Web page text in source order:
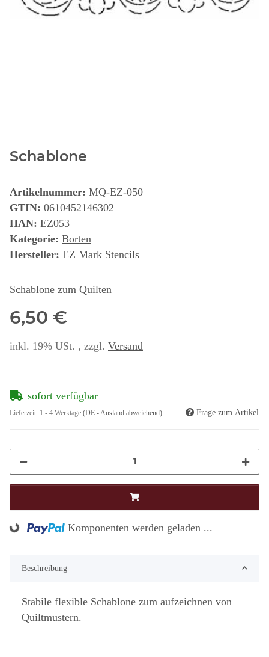
Schablone
Artikelnummer: MQ-EZ-050
GTIN: 0610452146302
HAN: EZ053
Kategorie: Borten
Hersteller: EZ Mark Stencils
Schablone zum Quilten
6,50 €
inkl. 19% USt. , zzgl. Versand
sofort verfügbar
Lieferzeit: 1 - 4 Werktage (DE - Ausland abweichend) Frage zum Artikel
Loading... Komponenten werden geladen ...
Beschreibung
Stabile flexible Schablone zum aufzeichnen von
Quiltmustern.